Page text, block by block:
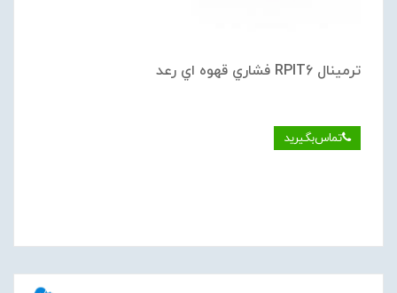
ترمينال RPIT6 فشاري قهوه اي رعد
تماس‌بگیرید